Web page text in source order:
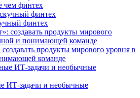
чем финтех
финтех
продукты мирового уровня в
команде
и необычные